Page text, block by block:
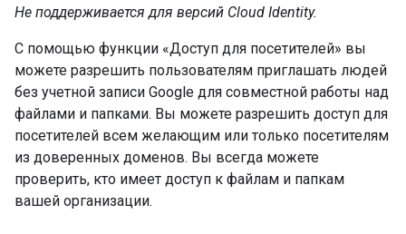
Не поддерживается для версий Cloud Identity.
С помощью функции «Доступ для посетителей» вы
можете разрешить пользователям приглашать людей
без учетной записи Google для совместной работы над
файлами и папками. Вы можете разрешить доступ для
посетителей всем желающим или только посетителям
из доверенных доменов. Вы всегда можете
проверить, кто имеет доступ к файлам и папкам
вашей организации.